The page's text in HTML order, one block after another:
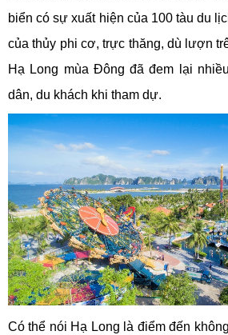
biển có sự xuất hiện của 100 tàu du
của thủy phi cơ, trực thăng, dù lượn
Hạ Long mùa Đông đã đem lại
dân, du khách khi tham dự.
Có thể nói Hạ Long là điểm đến